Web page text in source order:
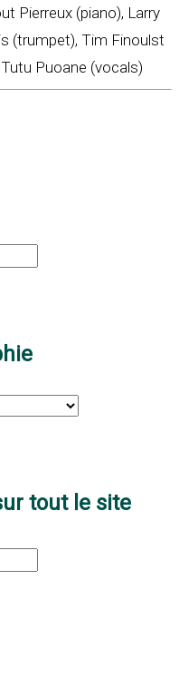
Pierreux (piano), Larry
(trumpet), Tim Finoulst
Puoane (vocals)
tout le site